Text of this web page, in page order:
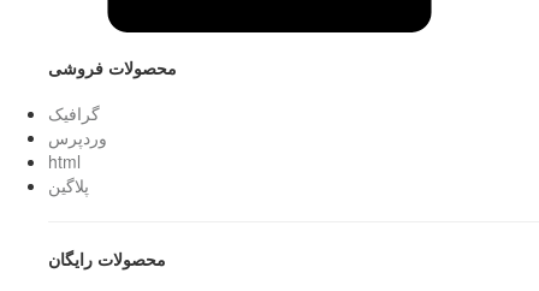
محصولات فروشی
گرافیک
وردپرس
html
پلاگین
محصولات رایگان